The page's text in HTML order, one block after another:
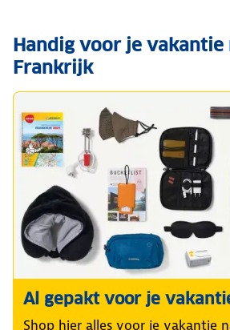
Handig voor je vakantie
Frankrijk
Al gepakt voor je
Shop hier alles voor je vakantie